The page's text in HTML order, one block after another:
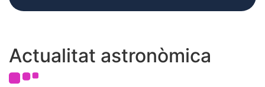
Actualitat astronòmica